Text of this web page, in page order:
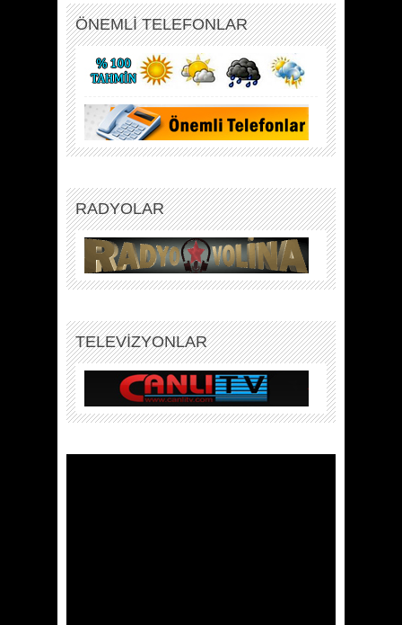
ÖNEMLİ TELEFONLAR
RADYOLAR
TELEVİZYONLAR